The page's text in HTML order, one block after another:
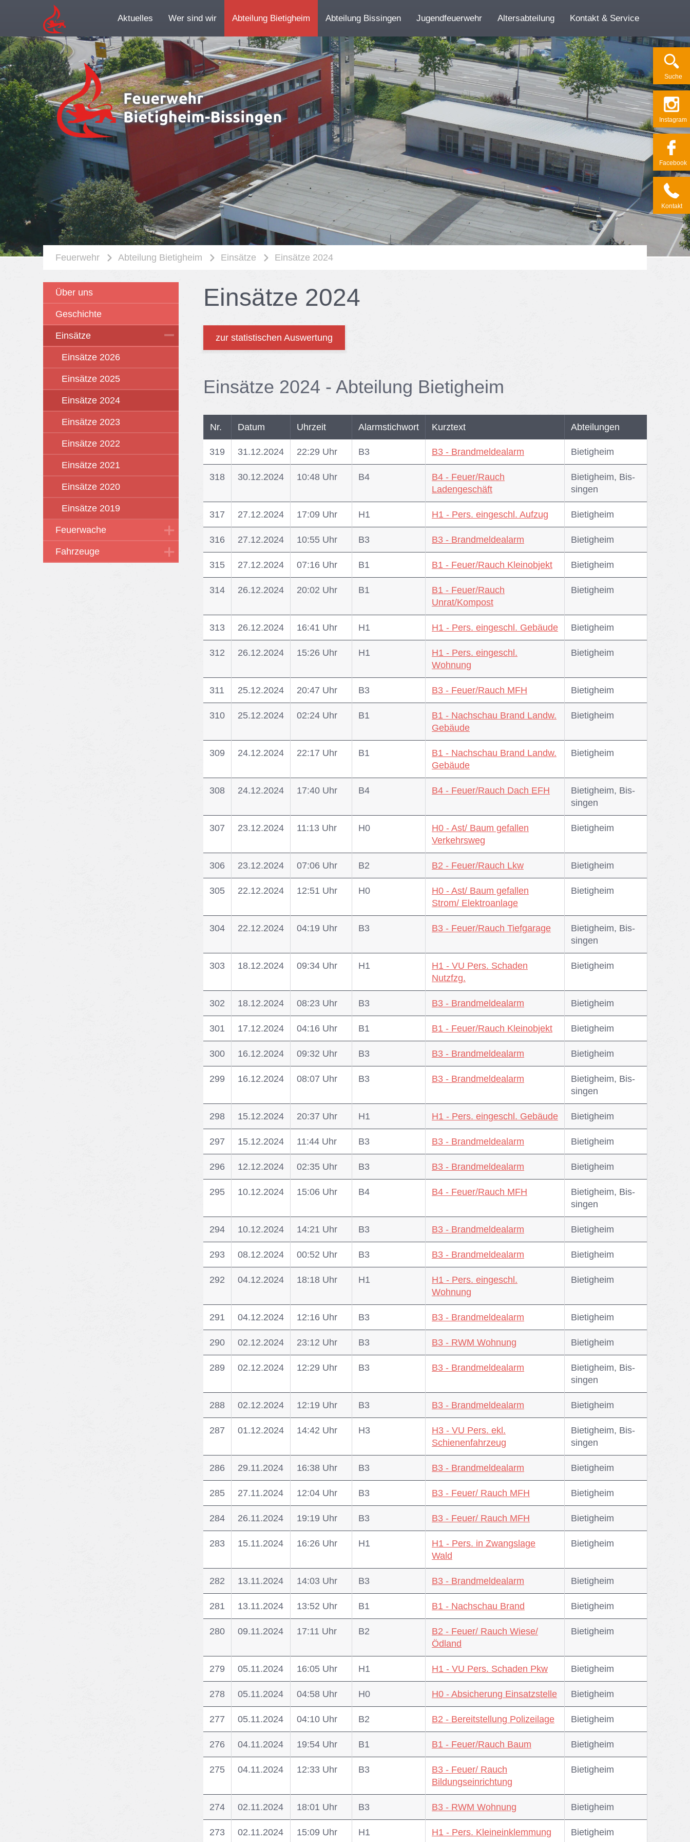
Aktuelles Wer sind wir Abteilung Bietigheim Abteilung Bissingen Jugendfeuerwehr Altersabteilung Kontakt & Service
Su­che
Ins­ta­gram
Face­book
Kon­takt
Feuerwehr Abteilung Bietigheim Einsätze Einsätze 2024
Über uns
Geschichte
Einsätze
Einsätze 2026
Einsätze 2025
Einsätze 2024
Einsätze 2023
Einsätze 2022
Einsätze 2021
Einsätze 2020
Einsätze 2019
Feuerwache
Fahrzeuge
Ein­sät­ze 2024
zur statistischen Auswertung
Ein­sät­ze 2024 - Ab­tei­lung Bie­tig­heim
Nr. Datum Uhrzeit Alarmstichwort Kurztext Abteilungen
319 31.12.2024 22:29 Uhr B3 B3 - Brandmeldealarm Bie­tig­heim
318 30.12.2024 10:48 Uhr B4
B4 - Feuer/Rauch
Ladengeschäft
Bie­tig­heim, Bis­
sin­gen
317 27.12.2024 17:09 Uhr H1 H1 - Pers. eingeschl. Aufzug Bie­tig­heim
316 27.12.2024 10:55 Uhr B3 B3 - Brandmeldealarm Bie­tig­heim
315 27.12.2024 07:16 Uhr B1 B1 - Feuer/Rauch Kleinobjekt Bie­tig­heim
314 26.12.2024 20:02 Uhr B1
B1 - Feuer/Rauch
Unrat/Kompost
Bie­tig­heim
313 26.12.2024 16:41 Uhr H1 H1 - Pers. eingeschl. Gebäude Bie­tig­heim
312 26.12.2024 15:26 Uhr H1
H1 - Pers. eingeschl.
Wohnung
Bie­tig­heim
311 25.12.2024 20:47 Uhr B3 B3 - Feuer/Rauch MFH Bie­tig­heim
310 25.12.2024 02:24 Uhr B1
B1 - Nachschau Brand Landw.
Gebäude
Bie­tig­heim
309 24.12.2024 22:17 Uhr B1
B1 - Nachschau Brand Landw.
Gebäude
Bie­tig­heim
308 24.12.2024 17:40 Uhr B4 B4 - Feuer/Rauch Dach EFH
Bie­tig­heim, Bis­
sin­gen
307 23.12.2024 11:13 Uhr H0
H0 - Ast/ Baum gefallen
Verkehrsweg
Bie­tig­heim
306 23.12.2024 07:06 Uhr B2 B2 - Feuer/Rauch Lkw Bie­tig­heim
305 22.12.2024 12:51 Uhr H0
H0 - Ast/ Baum gefallen
Strom/ Elektroanlage
Bie­tig­heim
304 22.12.2024 04:19 Uhr B3 B3 - Feuer/Rauch Tiefgarage
Bie­tig­heim, Bis­
sin­gen
303 18.12.2024 09:34 Uhr H1
H1 - VU Pers. Schaden
Nutzfzg.
Bie­tig­heim
302 18.12.2024 08:23 Uhr B3 B3 - Brandmeldealarm Bie­tig­heim
301 17.12.2024 04:16 Uhr B1 B1 - Feuer/Rauch Kleinobjekt Bie­tig­heim
300 16.12.2024 09:32 Uhr B3 B3 - Brandmeldealarm Bie­tig­heim
299 16.12.2024 08:07 Uhr B3 B3 - Brandmeldealarm
Bie­tig­heim, Bis­
sin­gen
298 15.12.2024 20:37 Uhr H1 H1 - Pers. eingeschl. Gebäude Bie­tig­heim
297 15.12.2024 11:44 Uhr B3 B3 - Brandmeldealarm Bie­tig­heim
296 12.12.2024 02:35 Uhr B3 B3 - Brandmeldealarm Bie­tig­heim
295 10.12.2024 15:06 Uhr B4 B4 - Feuer/Rauch MFH
Bie­tig­heim, Bis­
sin­gen
294 10.12.2024 14:21 Uhr B3 B3 - Brandmeldealarm Bie­tig­heim
293 08.12.2024 00:52 Uhr B3 B3 - Brandmeldealarm Bie­tig­heim
292 04.12.2024 18:18 Uhr H1
H1 - Pers. eingeschl.
Wohnung
Bie­tig­heim
291 04.12.2024 12:16 Uhr B3 B3 - Brandmeldealarm Bie­tig­heim
290 02.12.2024 23:12 Uhr B3 B3 - RWM Wohnung Bie­tig­heim
289 02.12.2024 12:29 Uhr B3 B3 - Brandmeldealarm
Bie­tig­heim, Bis­
sin­gen
288 02.12.2024 12:19 Uhr B3 B3 - Brandmeldealarm Bie­tig­heim
287 01.12.2024 14:42 Uhr H3
H3 - VU Pers. ekl.
Schienenfahrzeug
Bie­tig­heim, Bis­
sin­gen
286 29.11.2024 16:38 Uhr B3 B3 - Brandmeldealarm Bie­tig­heim
285 27.11.2024 12:04 Uhr B3 B3 - Feuer/ Rauch MFH Bie­tig­heim
284 26.11.2024 19:19 Uhr B3 B3 - Feuer/ Rauch MFH Bie­tig­heim
283 15.11.2024 16:26 Uhr H1
H1 - Pers. in Zwangslage
Wald
Bie­tig­heim
282 13.11.2024 14:03 Uhr B3 B3 - Brandmeldealarm Bie­tig­heim
281 13.11.2024 13:52 Uhr B1 B1 - Nachschau Brand Bie­tig­heim
280 09.11.2024 17:11 Uhr B2
B2 - Feuer/ Rauch Wiese/
Ödland
Bie­tig­heim
279 05.11.2024 16:05 Uhr H1 H1 - VU Pers. Schaden Pkw Bie­tig­heim
278 05.11.2024 04:58 Uhr H0 H0 - Absicherung Einsatzstelle Bie­tig­heim
277 05.11.2024 04:10 Uhr B2 B2 - Bereitstellung Polizeilage Bie­tig­heim
276 04.11.2024 19:54 Uhr B1 B1 - Feuer/Rauch Baum Bie­tig­heim
275 04.11.2024 12:33 Uhr B3
B3 - Feuer/ Rauch
Bildungseinrichtung
Bie­tig­heim
274 02.11.2024 18:01 Uhr B3 B3 - RWM Wohnung Bie­tig­heim
273 02.11.2024 15:09 Uhr H1 H1 - Pers. Kleineinklemmung Bie­tig­heim